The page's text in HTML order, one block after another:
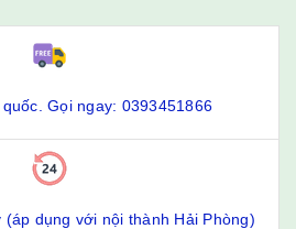
Gọi ngay: 0393451866
dụng với nội thành Hải Phòng)